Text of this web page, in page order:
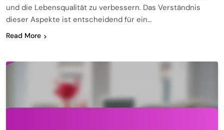
und die Lebensqualität zu verbessern. Das Verständnis
dieser Aspekte ist entscheidend für ein…
Read More